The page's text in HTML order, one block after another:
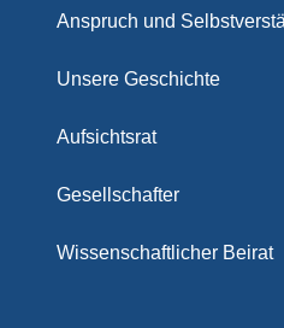
Anspruch und
Unsere Geschichte
Aufsichtsrat
Gesellschafter
Wissenschaftlicher Beirat